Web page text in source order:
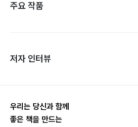
주요 작품
저자 인터뷰
우리는 당신과 함께
좋은 책을 만드는